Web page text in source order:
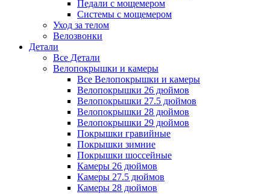
Педали с мощемером
Системы с мощемером
Уход за телом
Велозвонки
Детали
Все Детали
Велопокрышки и камеры
Все Велопокрышки и камеры
Велопокрышки 26 дюймов
Велопокрышки 27.5 дюймов
Велопокрышки 28 дюймов
Велопокрышки 29 дюймов
Покрышки гравийные
Покрышки зимние
Покрышки шоссейные
Камеры 26 дюймов
Камеры 27.5 дюймов
Камеры 28 дюймов